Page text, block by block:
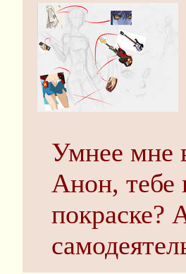
Умнее мне
Анон, тебе
покраске?